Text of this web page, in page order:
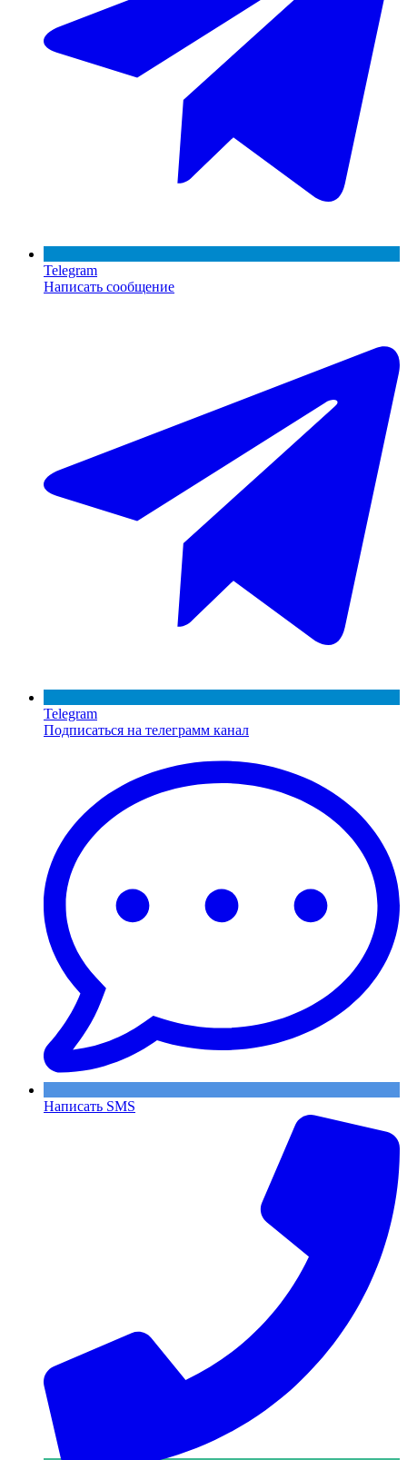
Telegram
Написать сообщение
Telegram
Подписаться на телеграмм канал
Написать SMS